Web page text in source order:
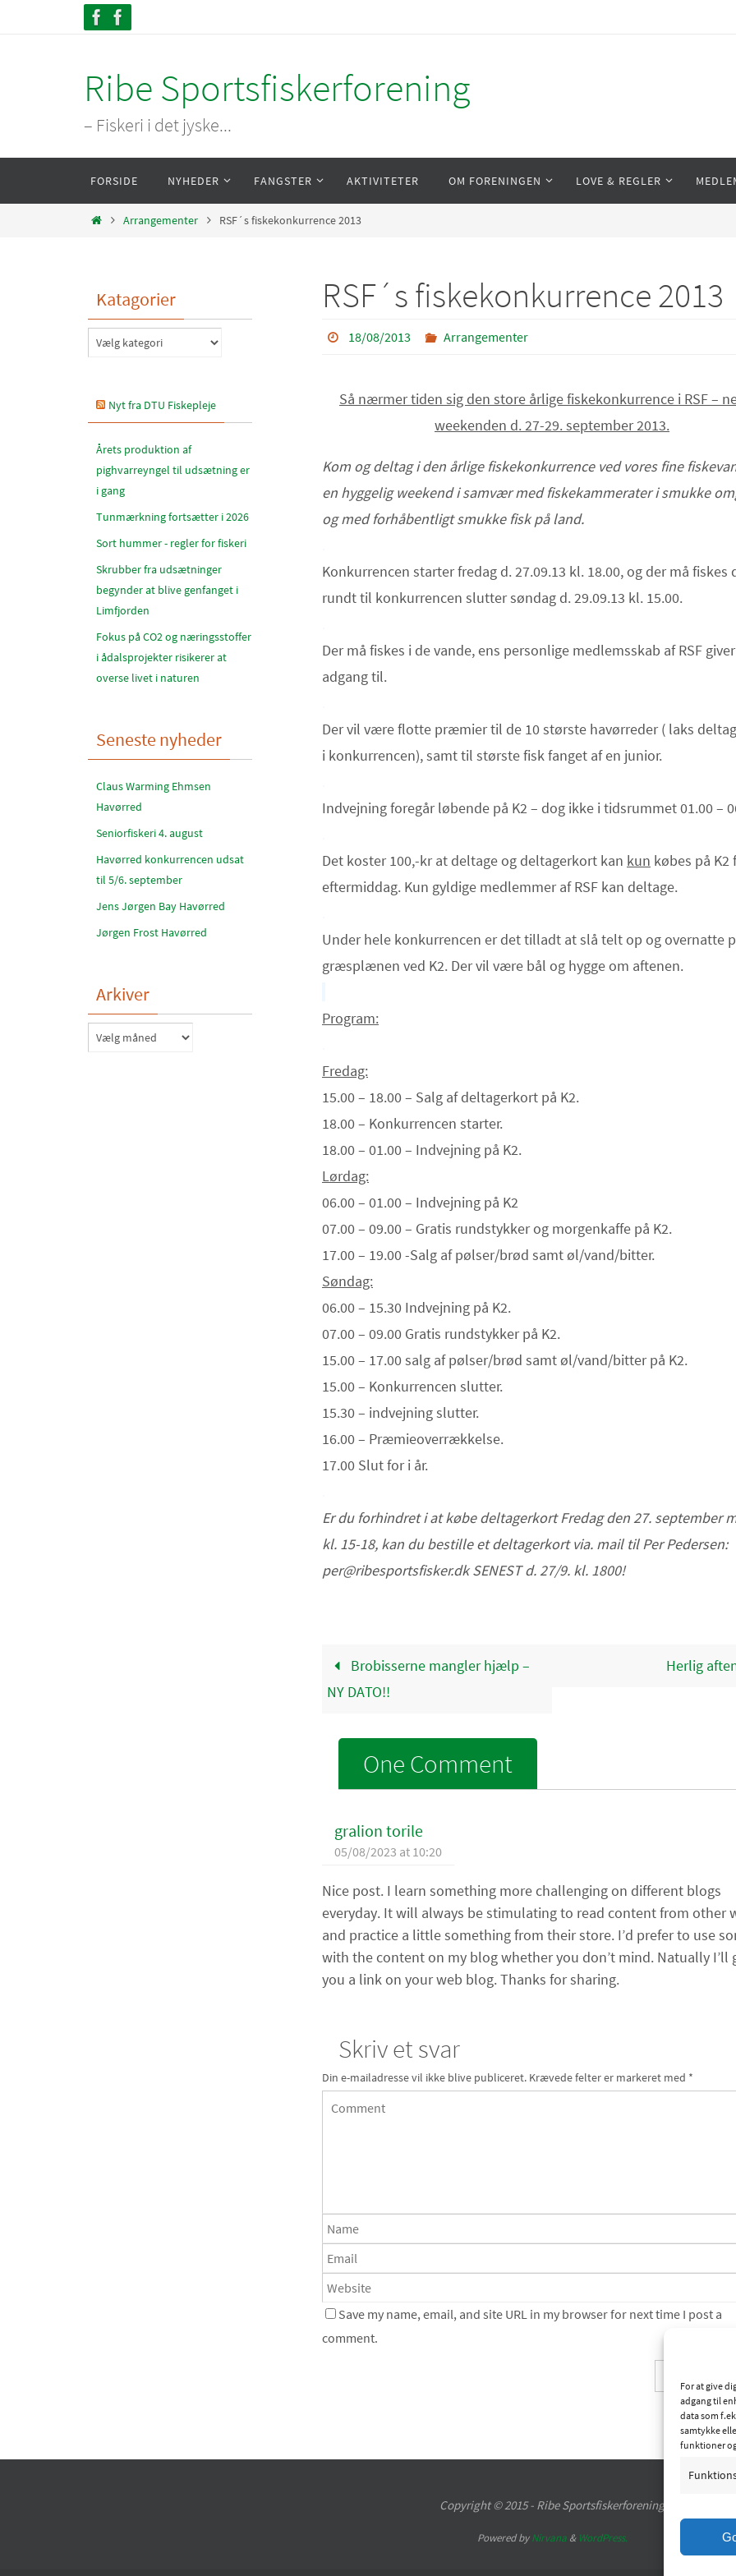
For at give
adgang til
data som
samtykke
funktioner
Ribe Sportsfiskerforening
– Fiskeri i det jyske...
content
FORSIDE NYHEDER FANGSTER AKTIVITETER OM FORENINGEN LOVE & REGLER
HomeArrangementer RSF´s fiskekonkurrence 2013
RSF´s fiskekonkurrence 2013
18/08/2013 Arrangementer
Så nærmer tiden sig den store årlige fiskekonkurrence i RSF –
weekenden d. 27-29. september 2013.
Kom og deltag i den årlige fiskekonkurrence ved vores fine
en hyggelig weekend i samvær med fiskekammerater i smukke
og med forhåbentligt smukke fisk på land.
Konkurrencen starter fredag d. 27.09.13 kl. 18.00, og der må fiskes
rundt til konkurrencen slutter søndag d. 29.09.13 kl. 15.00.
Der må fiskes i de vande, ens personlige medlemsskab af RSF giver
adgang til.
Der vil være flotte præmier til de 10 største havørreder ( laks
i konkurrencen), samt til største fisk fanget af en junior.
Indvejning foregår løbende på K2 – dog ikke i tidsrummet 01.00 –
Det koster 100,-kr at deltage og deltagerkort kan kun købes på K2
eftermiddag. Kun gyldige medlemmer af RSF kan deltage.
Under hele konkurrencen er det tilladt at slå telt op og overnatte
græsplænen ved K2. Der vil være bål og hygge om aftenen.
Program:
Fredag:
15.00 – 18.00 – Salg af deltagerkort på K2.
18.00 – Konkurrencen starter.
18.00 – 01.00 – Indvejning på K2.
Lørdag:
06.00 – 01.00 – Indvejning på K2
07.00 – 09.00 – Gratis rundstykker og morgenkaffe på K2.
17.00 – 19.00 -Salg af pølser/brød samt øl/vand/bitter.
Søndag:
06.00 – 15.30 Indvejning på K2.
07.00 – 09.00 Gratis rundstykker på K2.
15.00 – 17.00 salg af pølser/brød samt øl/vand/bitter på K2.
15.00 – Konkurrencen slutter.
15.30 – indvejning slutter.
16.00 – Præmieoverrækkelse.
17.00 Slut for i år.
Er du forhindret i at købe deltagerkort Fredag den 27. september
kl. 15-18, kan du bestille et deltagerkort via. mail til Per Pedersen:
per@ribesportsfisker.dk SENEST d. 27/9. kl. 1800!
Brobisserne mangler hjælp –
NY DATO!!
Herlig
One Comment
gralion torile
05/08/2023 at 10:20
Nice post. I learn something more challenging on different blogs
everyday. It will always be stimulating to read content from other
and practice a little something from their store. I’d prefer to use
with the content on my blog whether you don’t mind. Natually I’ll
you a link on your web blog. Thanks for sharing.
Skriv et svar
Din e-mailadresse vil ikke blive publiceret. Krævede felter er markeret med *
Save my name, email, and site URL in my browser for next time I post a
comment.
Katagorier
Katagorier
Nyt fra DTU Fiskepleje
Årets produktion af
pighvarreyngel til udsætning er
i gang
Tunmærkning fortsætter i 2026
Sort hummer - regler for fiskeri
Skrubber fra udsætninger
begynder at blive genfanget i
Limfjorden
Fokus på CO2 og næringsstoffer
i ådalsprojekter risikerer at
overse livet i naturen
Seneste nyheder
Claus Warming Ehmsen
Havørred
Seniorfiskeri 4. august
Havørred konkurrencen udsat
til 5/6. september
Jens Jørgen Bay Havørred
Jørgen Frost Havørred
Arkiver
Arkiver
Copyright © 2015 - Ribe Sportsfiskerforening
Powered byNirvana& WordPress.